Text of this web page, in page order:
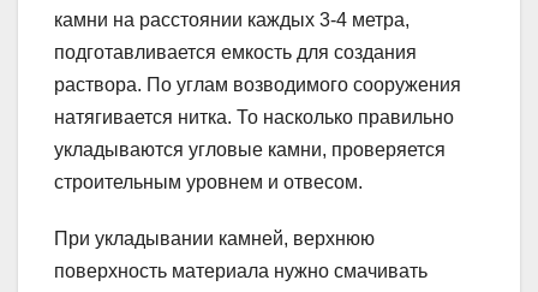
камни на расстоянии каждых 3-4 метра,
подготавливается емкость для создания
раствора. По углам возводимого сооружения
натягивается нитка. То насколько правильно
укладываются угловые камни, проверяется
строительным уровнем и отвесом.
При укладывании камней, верхнюю
поверхность материала нужно смачивать